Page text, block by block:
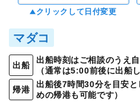
クリックして日付変更
マダコ
出船
出船時刻はご相談のうえ
（通常は5:00前後に出船
帰港
出船後7時間30分を目安
めの帰港も可能です）